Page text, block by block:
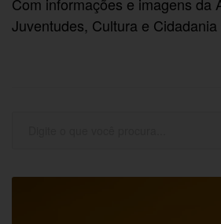
Juventudes, Cultura e Cidadania